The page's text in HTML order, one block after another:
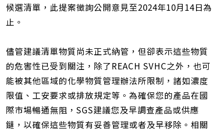
候選清單，此提案徵詢公開意見至2024年10月14日為
止。
儘管建議清單物質尚未正式納管，但卻表示這些物質
的危害性已受到關注，除了 REACH SVHC之外，也可
能被其他區域的化學物質管理辦法所限制，諸如濃度
限值、工安要求或排放規定等。為確保您的產品在國
際市場暢通無阻，SGS建議您及早調查產品或供應
鏈，以確保這些物質有妥善管理或者及早移除。相關